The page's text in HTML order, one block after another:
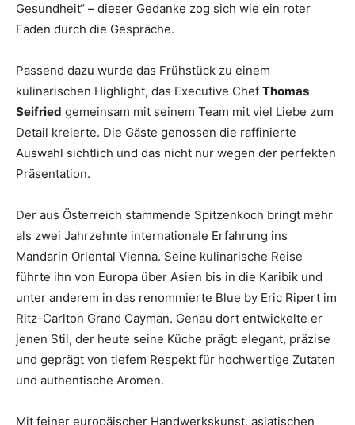
Gesundheit“ – dieser Gedanke zog sich wie ein roter
Faden durch die Gespräche.
Passend dazu wurde das Frühstück zu einem
kulinarischen Highlight, das Executive Chef Thomas
Seifried gemeinsam mit seinem Team mit viel Liebe zum
Detail kreierte. Die Gäste genossen die raffinierte
Auswahl sichtlich und das nicht nur wegen der perfekten
Präsentation.
Der aus Österreich stammende Spitzenkoch bringt mehr
als zwei Jahrzehnte internationale Erfahrung ins
Mandarin Oriental Vienna. Seine kulinarische Reise
führte ihn von Europa über Asien bis in die Karibik und
unter anderem in das renommierte Blue by Eric Ripert im
Ritz-Carlton Grand Cayman. Genau dort entwickelte er
jenen Stil, der heute seine Küche prägt: elegant, präzise
und geprägt von tiefem Respekt für hochwertige Zutaten
und authentische Aromen.
Mit feiner europäischer Handwerkskunst, asiatischen